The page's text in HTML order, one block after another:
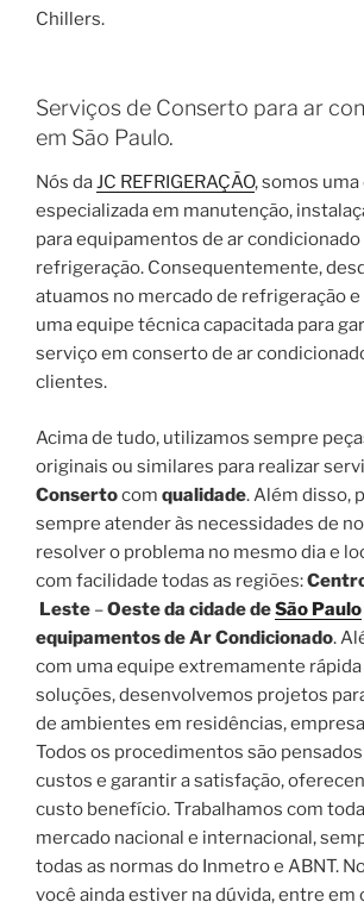
Chillers.
Serviços de Conserto para ar
em São Paulo.
Nós daJC REFRIGERAÇÃO, somos
especializada em manutenção,
para equipamentos de ar
refrigeração. Consequentemente,
atuamos no mercado de refrigeração
uma equipe técnica capacitada para
serviço em conserto de ar
clientes.
Acima de tudo, utilizamos sempre
originais ou similares para realizar
Consertocom qualidade. Além disso,
sempre atender às necessidades de
resolver o problema no mesmo dia e
com facilidade todas as regiões:
Leste –Oeste da cidade deSão Paulo
equipamentos de Ar Condicionado.
com uma equipe extremamente rápida
soluções, desenvolvemos projetos
de ambientes em residências,
Todos os procedimentos são
custos e garantir a satisfação,
custo benefício. Trabalhamos com
mercado nacional e internacional,
todas as normas do Inmetro e ABNT.
você ainda estiver na dúvida, entre em